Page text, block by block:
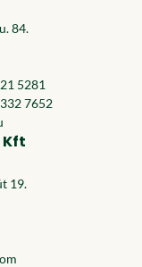
84.
5281
7652
19.